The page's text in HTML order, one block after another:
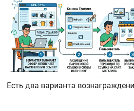
Есть два варианта